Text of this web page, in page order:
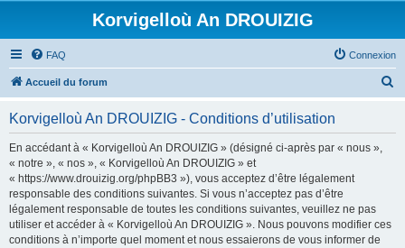
Korvigelloù An DROUIZIG
FAQ Connexion
Accueil du forum
Korvigelloù An DROUIZIG - Conditions d’utilisation
En accédant à « Korvigelloù An DROUIZIG » (désigné ci-après par « nous »,
« notre », « nos », « Korvigelloù An DROUIZIG » et
« https://www.drouizig.org/phpBB3 »), vous acceptez d’être légalement
responsable des conditions suivantes. Si vous n’acceptez pas d’être
légalement responsable de toutes les conditions suivantes, veuillez ne pas
utiliser et accéder à « Korvigelloù An DROUIZIG ». Nous pouvons modifier ces
conditions à n’importe quel moment et nous essaierons de vous informer de